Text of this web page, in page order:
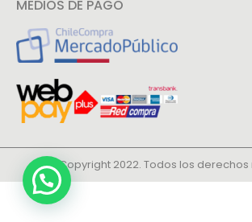
MEDIOS DE PAGO
© Copyright 2022. Todos los